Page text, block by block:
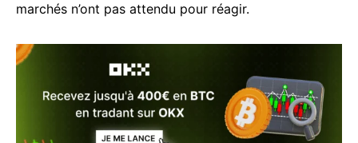
marchés n’ont pas attendu pour réagir.